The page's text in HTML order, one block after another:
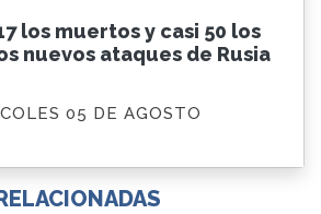
los muertos y casi 50 los
nuevos ataques de Rusia
05 DE AGOSTO